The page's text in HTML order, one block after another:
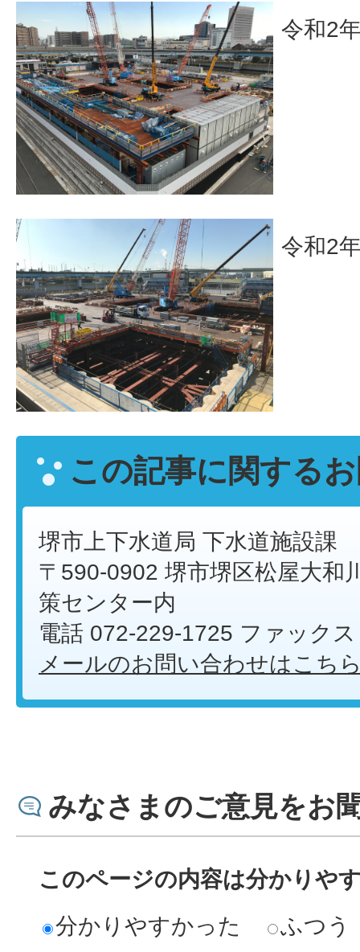
令和2
令和2
この記事に関する
堺市上下水道局 下水道施設課
〒590-0902 堺市堺区松屋大和
策センター内
電話 072-229-1725 ファック
メールのお問い合わせはこち
みなさまのご意見をお
このページの内容は分かりや
分かりやすかった
ふつう